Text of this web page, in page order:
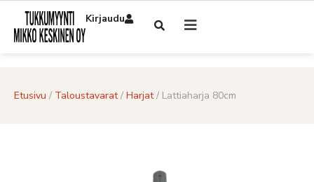
Kirjaudu
Etusivu / Taloustavarat/ Harjat/ Lattiaharja 80cm